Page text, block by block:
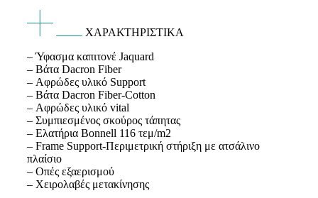
ΧΑΡΑΚΤΗΡΙΣΤΙΚΑ
– Ύφασμα καπιτονέ Jaquard
– Βάτα Dacron Fiber
– Αφρώδες υλικό Support
– Βάτα Dacron Fiber-Cotton
– Αφρώδες υλικό vital
– Συμπιεσμένος σκούρος τάπητας
– Ελατήρια Bonnell 116 τεμ/m2
– Frame Support-Περιμετρική στήριξη με ατσάλινο
πλαίσιο
– Οπές εξαερισμού
– Χειρολαβές μετακίνησης